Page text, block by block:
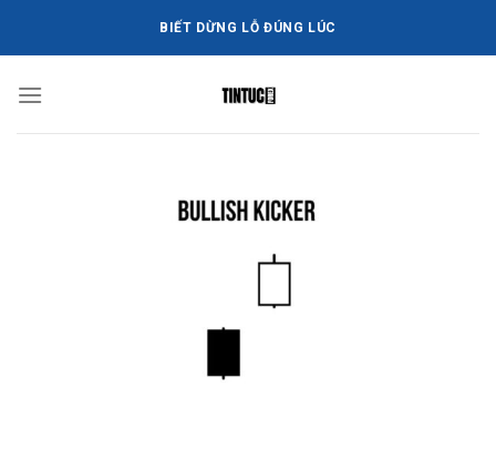
dung
BIẾT DỪNG LỖ ĐÚNG LÚC